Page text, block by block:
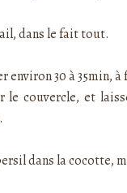
dans le fait tout.
30 à 35min, à
couvercle, et
dans la cocotte,